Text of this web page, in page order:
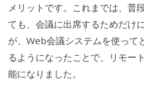
メリットです。これまでは、普
ても、会議に出席するためだけ
が、Web会議システムを使って
るようになったことで、リモー
能になりました。